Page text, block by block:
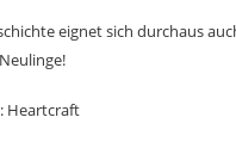
eignet sich durchaus
Heartcraft